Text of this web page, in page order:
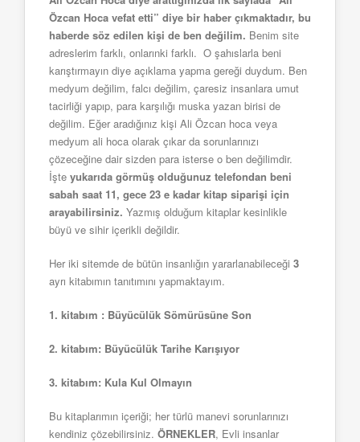
Özcan Hoca vefat etti” diye bir haber çıkmaktadır, bu
haberde söz edilen kişi de ben değilim. Benim site
adreslerim farklı, onlarınki farklı. O şahıslarla beni
karıştırmayın diye açıklama yapma gereği duydum. Ben
medyum değilim, falcı değilim, çaresiz insanlara umut
tacirliği yapıp, para karşılığı muska yazan birisi de
değilim. Eğer aradığınız kişi Ali Özcan hoca veya
medyum ali hoca olarak çıkar da sorunlarınızı
çözeceğine dair sizden para isterse o ben değilimdir.
İşte yukarıda görmüş olduğunuz telefondan beni
sabah saat 11, gece 23 e kadar kitap siparişi için
arayabilirsiniz. Yazmış olduğum kitaplar kesinlikle
büyü ve sihir içerikli değildir.
Her iki sitemde de bütün insanlığın yararlanabileceği 3
ayrı kitabımın tanıtımını yapmaktayım.
1. kitabım : Büyücülük Sömürüsüne Son
2. kitabım: Büyücülük Tarihe Karışıyor
3. kitabım: Kula Kul Olmayın
Bu kitaplarımın içeriği; her türlü manevi sorunlarınızı
kendiniz çözebilirsiniz. ÖRNEKLER, Evli insanlar